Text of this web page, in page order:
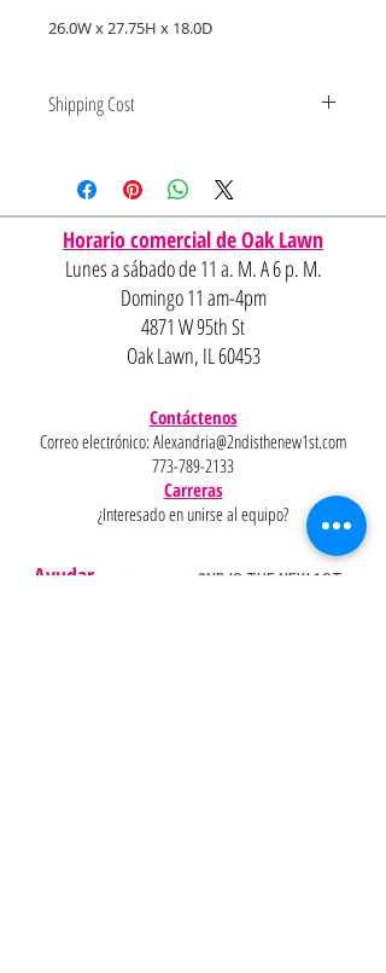
26.0W x 27.75H x 18.0D
Shipping Cost
for IL and IN. State to state
shipping may be an additional cost.
Horario comercial de Oak Lawn
Lunes a sábado de 11 a. M. A 6 p. M.
Domingo 11 am-4pm
4871 W 95th St
Oak Lawn, IL 60453
Contáctenos
Correo electrónico: Alexandria@2ndisthenew1st.com
773-789-2133
Carreras
¿Interesado en unirse al equipo?
Ayudar